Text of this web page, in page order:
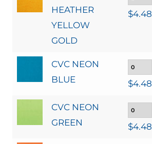
HEATHER
YELLOW
GOLD
$4.48
CVC NEON
BLUE
$4.48
CVC NEON
GREEN
$4.48